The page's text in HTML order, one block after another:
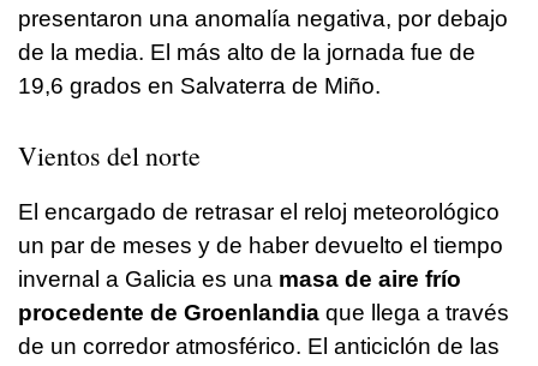
presentaron una anomalía negativa, por debajo
de la media. El más alto de la jornada fue de
19,6 grados en Salvaterra de Miño.
Vientos del norte
El encargado de retrasar el reloj meteorológico
un par de meses y de haber devuelto el tiempo
invernal a Galicia es una masa de aire frío
procedente de Groenlandia que llega a través
de un corredor atmosférico. El anticiclón de las